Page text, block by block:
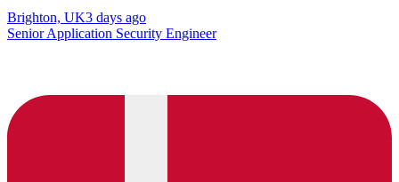
Brighton, UK3 days ago
Senior Application Security Engineer